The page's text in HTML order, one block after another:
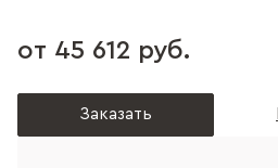
от 45 612 руб.
Заказать